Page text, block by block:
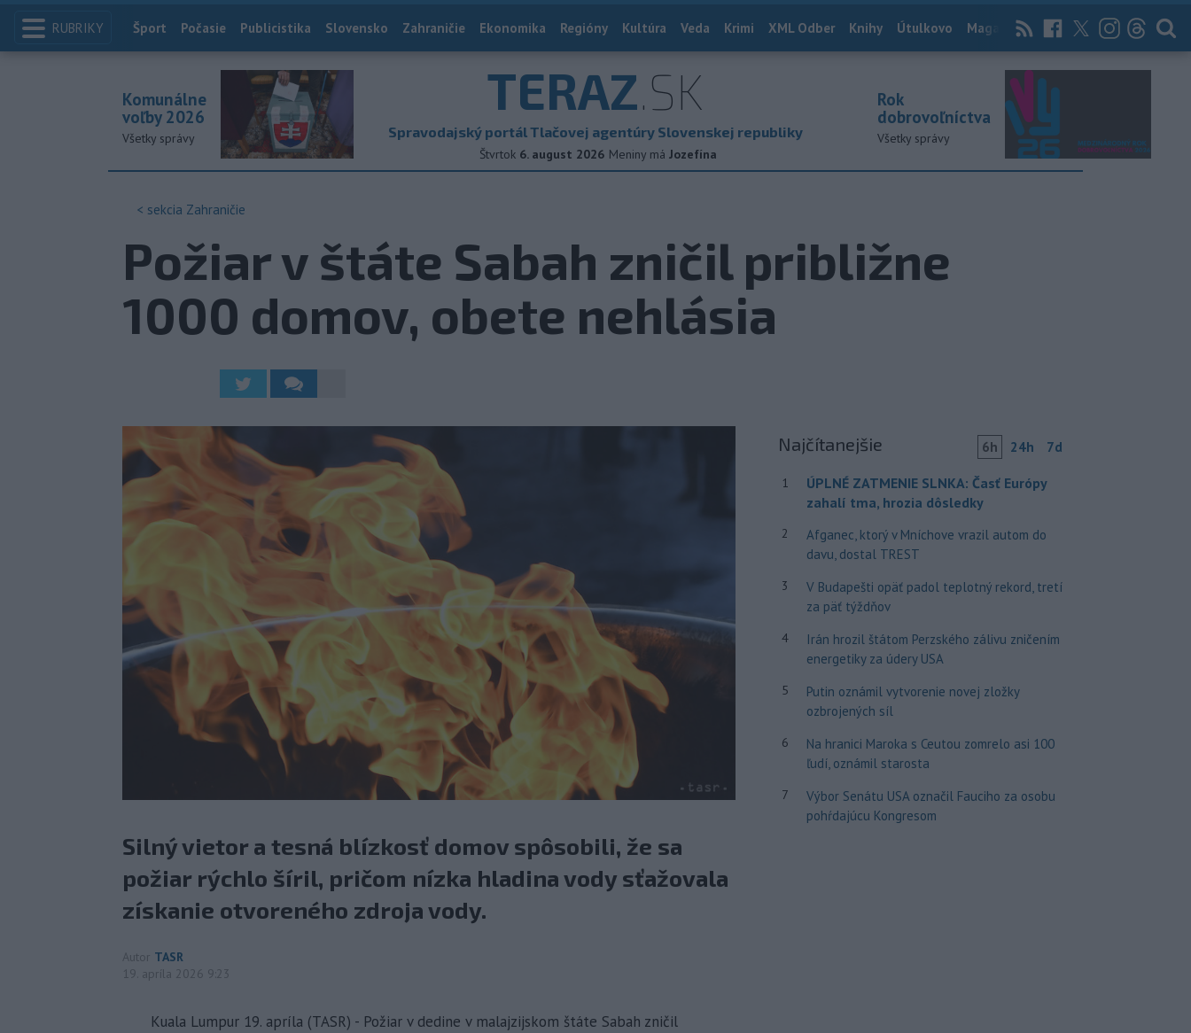
RUBRIKY Index
Šport Počasie Publicistika Slovensko Zahraničie Ekonomika Regióny Kultúra Veda Krimi XML Odber Knihy Útulkovo Magazín News Now Archív
TERAZ.SK
Spravodajský portál Tlačovej agentúry Slovenskej republiky
Štvrtok 6. august 2026 Meniny má Jozefína
Komunálne
voľby 2026
Všetky správy
Rok
dobrovoľníctva
Všetky správy
< sekcia Zahraničie
Požiar v štáte Sabah zničil približne
1000 domov, obete nehlásia
Silný vietor a tesná blízkosť domov spôsobili, že sa
požiar rýchlo šíril, pričom nízka hladina vody sťažovala
získanie otvoreného zdroja vody.
Autor TASR
19. apríla 2026 9:23
Kuala Lumpur 19. apríla (TASR) - Požiar v dedine v malajzijskom štáte Sabah zničil
Najčítanejšie 6h 24h 7d
1
ÚPLNÉ ZATMENIE SLNKA: Časť Európy
zahalí tma, hrozia dôsledky
2
Afganec, ktorý v Mníchove vrazil autom do
davu, dostal TREST
3
V Budapešti opäť padol teplotný rekord, tretí
za päť týždňov
4
Irán hrozil štátom Perzského zálivu zničením
energetiky za údery USA
5
Putin oznámil vytvorenie novej zložky
ozbrojených síl
6
Na hranici Maroka s Ceutou zomrelo asi 100
ľudí, oznámil starosta
7
Výbor Senátu USA označil Fauciho za osobu
pohŕdajúcu Kongresom